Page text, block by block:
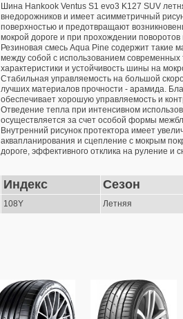
Шина Hankook Ventus S1 evo3 K127 SUV
внедорожников и имеет асимметричный
поверхностью и предотвращают
мокрой дороге и при прохождении
Резиновая смесь Aqua Pine содержит такие
между собой с использованием современных
характеристики и устойчивость шины на
Стабильная управляемость на большой
лучших материалов прочности - арамида.
обеспечивает хорошую управляемость и
Отведение тепла при интенсивном
осуществляется за счет особой формы
Внутренний рисунок протектора имеет
аквапланирования и сцепление с мокрым
дороге, эффективного отклика на руление и
Индекс Сезон
108Y Летняя